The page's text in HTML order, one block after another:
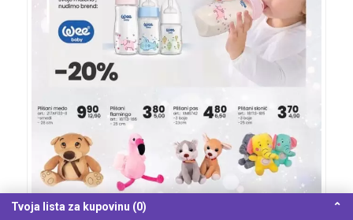
Tvoja lista za kupovinu (0) ⌃